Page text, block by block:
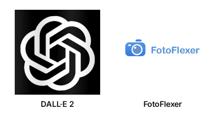
DALL·E 2
DALL·E 2
FotoFlexer
FotoFlexer